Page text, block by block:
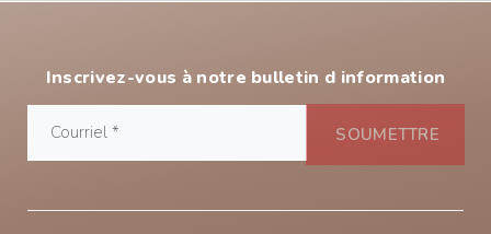
Inscrivez-vous à notre bulletin d information